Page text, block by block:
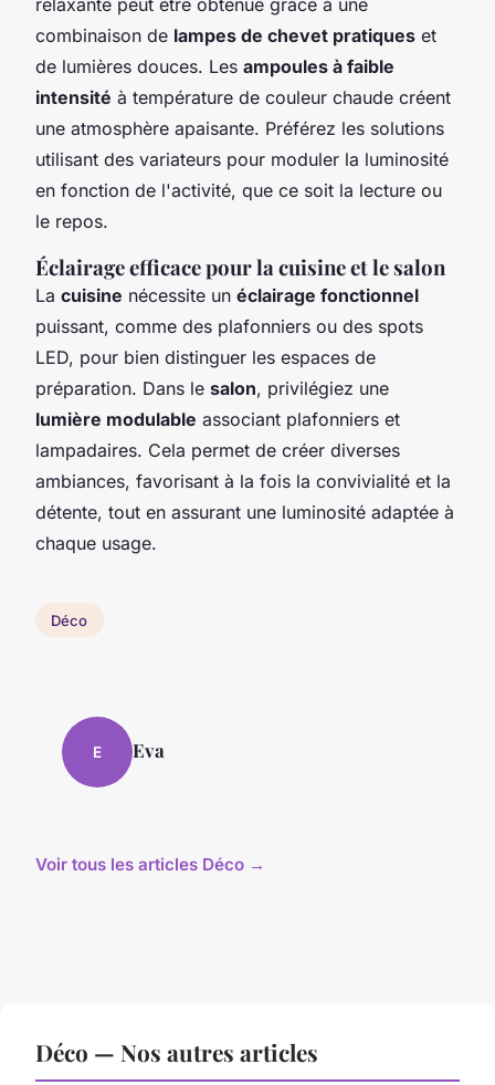
combinaison de lampes de chevet pratiques et
de lumières douces. Les ampoules à faible
intensité à température de couleur chaude créent
une atmosphère apaisante. Préférez les solutions
utilisant des variateurs pour moduler la luminosité
en fonction de l'activité, que ce soit la lecture ou
le repos.
Éclairage efficace pour la cuisine et le salon
La cuisine nécessite un éclairage fonctionnel
puissant, comme des plafonniers ou des spots
LED, pour bien distinguer les espaces de
préparation. Dans le salon, privilégiez une
lumière modulable associant plafonniers et
lampadaires. Cela permet de créer diverses
ambiances, favorisant à la fois la convivialité et la
détente, tout en assurant une luminosité adaptée à
chaque usage.
Déco
E Eva
Voir tous les articles Déco →
Déco — Nos autres articles